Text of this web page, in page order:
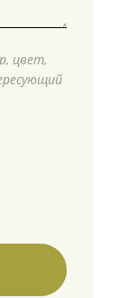
цвет,